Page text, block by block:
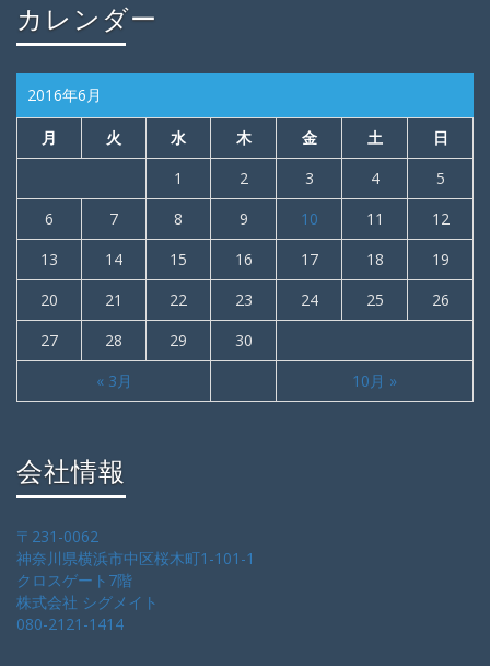
カレンダー
2016年6月
月 火 水 木 金 土 日
« 3月 10月 »
1 2 3 4
5
6
7 8 9 10 11
12
13
14 15 16 17 18
19
20
21 22 23 24 25
26
27
28 29 30
会社情報
〒231-0062
神奈川県横浜市中区桜木町1-101-1
クロスゲート7階
株式会社 シグメイト
080-2121-1414